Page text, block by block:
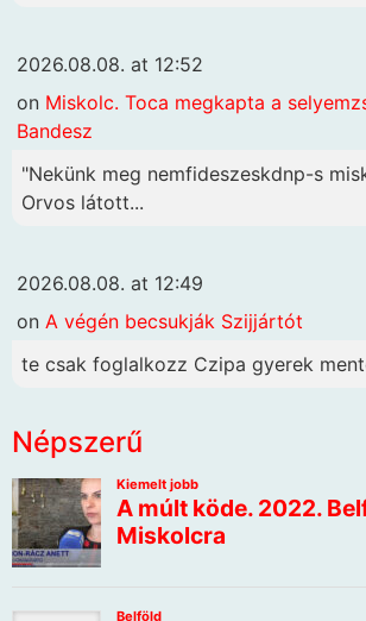
2026.08.08. at 12:52
on Miskolc. Toca megkapta a
Bandesz
"Nekünk meg nemfideszeskdnp-s
Orvos látott...
2026.08.08. at 12:49
on A végén becsukják Szijjártót
te csak foglalkozz Czipa gyerek
Népszerű